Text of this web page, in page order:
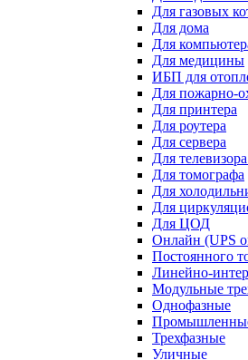
Для газовых
Для дома
Для
Для медицины
ИБП для
Для пожарно-
Для принтера
Для роутера
Для сервера
Для
Для томографа
Для
Для
Для ЦОД
Онлайн (UPS
Постоянного
Линейно-
Модульные
Однофазные
Трехфазные
Уличные